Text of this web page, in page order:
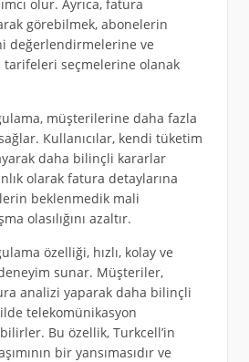
olur. Ayrıca, fatura
görebilmek, abonelerin
değerlendirmelerine ve
tarifeleri seçmelerine olanak
müşterilerine daha fazla
Kullanıcılar, kendi tüketim
daha bilinçli kararlar
olarak fatura detaylarına
beklenmedik mali
olasılığını azaltır.
özelliği, hızlı, kolay ve
sunar. Müşteriler,
analizi yaparak daha bilinçli
telekomünikasyon
Bu özellik, Turkcell’in
bir yansımasıdır ve